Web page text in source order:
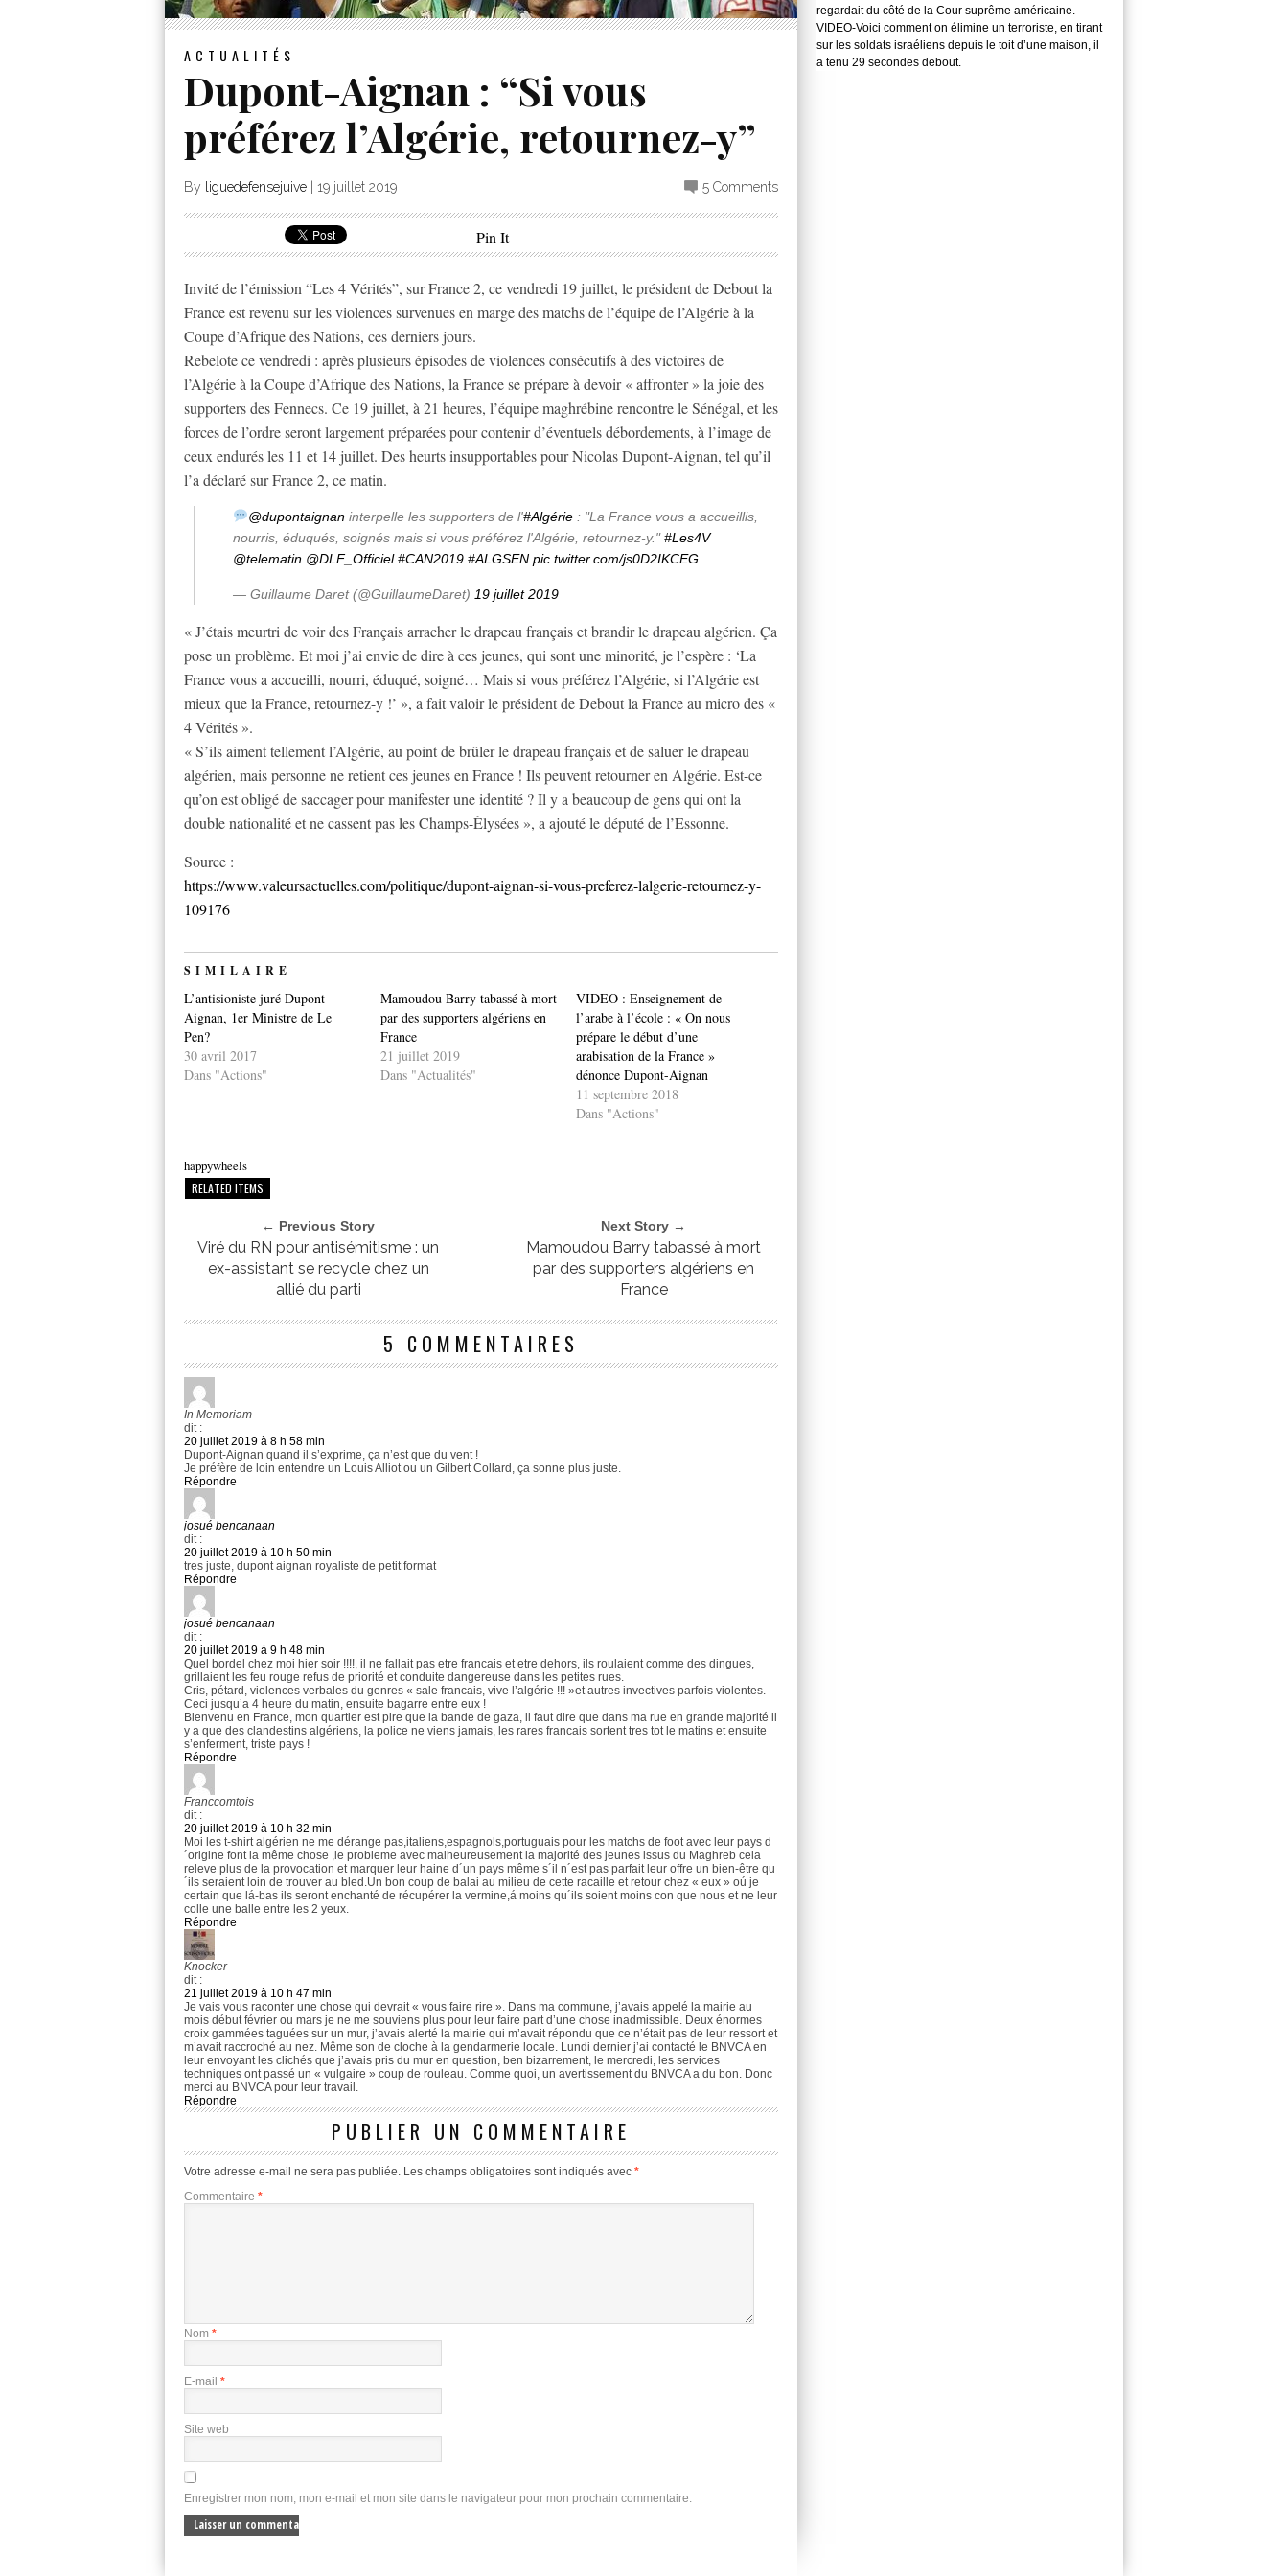
ACTUALITÉS
Dupont-Aignan : “Si vous
préférez l’Algérie, retournez-y”
By liguedefensejuive 19 juillet 2019 5 Comments
Pin It
Invité de l’émission “Les 4 Vérités”, sur France 2, ce vendredi 19 juillet, le président de Debout la
France est revenu sur les violences survenues en marge des matchs de l’équipe de l’Algérie à la
Coupe d’Afrique des Nations, ces derniers jours.
Rebelote ce vendredi : après plusieurs épisodes de violences consécutifs à des victoires de
l’Algérie à la Coupe d’Afrique des Nations, la France se prépare à devoir « affronter » la joie des
supporters des Fennecs. Ce 19 juillet, à 21 heures, l’équipe maghrébine rencontre le Sénégal, et les
forces de l’ordre seront largement préparées pour contenir d’éventuels débordements, à l’image de
ceux endurés les 11 et 14 juillet. Des heurts insupportables pour Nicolas Dupont-Aignan, tel qu’il
l’a déclaré sur France 2, ce matin.
@dupontaignaninterpelle les supporters de l'#Algérie: "La France vous a accueillis,
nourris, éduqués, soignés mais si vous préférez l'Algérie, retournez-y."#Les4V
@telematin @DLF_Officiel #CAN2019 #ALGSEN pic.twitter.com/js0D2IKCEG
— Guillaume Daret (@GuillaumeDaret) 19 juillet 2019
« J’étais meurtri de voir des Français arracher le drapeau français et brandir le drapeau algérien. Ça
pose un problème. Et moi j’ai envie de dire à ces jeunes, qui sont une minorité, je l’espère : ‘La
France vous a accueilli, nourri, éduqué, soigné… Mais si vous préférez l’Algérie, si l’Algérie est
mieux que la France, retournez-y !’ », a fait valoir le président de Debout la France au micro des «
4 Vérités ».
« S’ils aiment tellement l’Algérie, au point de brûler le drapeau français et de saluer le drapeau
algérien, mais personne ne retient ces jeunes en France ! Ils peuvent retourner en Algérie. Est-ce
qu’on est obligé de saccager pour manifester une identité ? Il y a beaucoup de gens qui ont la
double nationalité et ne cassent pas les Champs-Élysées », a ajouté le député de l’Essonne.
Source :
https://www.valeursactuelles.com/politique/dupont-aignan-si-vous-preferez-lalgerie-retournez-y-
109176
SIMILAIRE
L’antisioniste juré Dupont-
Aignan, 1er Ministre de Le
Pen?
30 avril 2017
Dans "Actions"
Mamoudou Barry tabassé à mort
par des supporters algériens en
France
21 juillet 2019
Dans "Actualités"
VIDEO : Enseignement de
l’arabe à l’école : « On nous
prépare le début d’une
arabisation de la France »
dénonce Dupont-Aignan
11 septembre 2018
Dans "Actions"
happywheels
RELATED ITEMS
← Previous Story
Viré du RN pour antisémitisme : un
ex-assistant se recycle chez un
allié du parti
Next Story →
Mamoudou Barry tabassé à mort
par des supporters algériens en
France
5 COMMENTAIRES
In Memoriam
dit :
20 juillet 2019 à 8 h 58 min
Dupont-Aignan quand il s’exprime, ça n’est que du vent !
Je préfère de loin entendre un Louis Alliot ou un Gilbert Collard, ça sonne plus juste.
Répondre
josué bencanaan
dit :
20 juillet 2019 à 10 h 50 min
tres juste, dupont aignan royaliste de petit format
Répondre
josué bencanaan
dit :
20 juillet 2019 à 9 h 48 min
Quel bordel chez moi hier soir !!!!, il ne fallait pas etre francais et etre dehors, ils roulaient comme des dingues,
grillaient les feu rouge refus de priorité et conduite dangereuse dans les petites rues.
Cris, pétard, violences verbales du genres « sale francais, vive l’algérie !!! »et autres invectives parfois violentes.
Ceci jusqu’a 4 heure du matin, ensuite bagarre entre eux !
Bienvenu en France, mon quartier est pire que la bande de gaza, il faut dire que dans ma rue en grande majorité il
y a que des clandestins algériens, la police ne viens jamais, les rares francais sortent tres tot le matins et ensuite
s’enferment, triste pays !
Répondre
Franccomtois
dit :
20 juillet 2019 à 10 h 32 min
Moi les t-shirt algérien ne me dérange pas,italiens,espagnols,portuguais pour les matchs de foot avec leur pays d
´origine font la même chose ,le probleme avec malheureusement la majorité des jeunes issus du Maghreb cela
releve plus de la provocation et marquer leur haine d´un pays même s´il n´est pas parfait leur offre un bien-être qu
´ils seraient loin de trouver au bled.Un bon coup de balai au milieu de cette racaille et retour chez « eux » oú je
certain que lá-bas ils seront enchanté de récupérer la vermine,á moins qu´ils soient moins con que nous et ne leur
colle une balle entre les 2 yeux.
Répondre
Knocker
dit :
21 juillet 2019 à 10 h 47 min
Je vais vous raconter une chose qui devrait « vous faire rire ». Dans ma commune, j’avais appelé la mairie au
mois début février ou mars je ne me souviens plus pour leur faire part d’une chose inadmissible. Deux énormes
croix gammées taguées sur un mur, j’avais alerté la mairie qui m’avait répondu que ce n’était pas de leur ressort et
m’avait raccroché au nez. Même son de cloche à la gendarmerie locale. Lundi dernier j’ai contacté le BNVCA en
leur envoyant les clichés que j’avais pris du mur en question, ben bizarrement, le mercredi, les services
techniques ont passé un « vulgaire » coup de rouleau. Comme quoi, un avertissement du BNVCA a du bon. Donc
merci au BNVCA pour leur travail.
Répondre
PUBLIER UN COMMENTAIRE
Votre adresse e-mail ne sera pas publiée. Les champs obligatoires sont indiqués avec *
Commentaire *
Nom *
E-mail *
Site web
Enregistrer mon nom, mon e-mail et mon site dans le navigateur pour mon prochain commentaire.
regardait du côté de la Cour suprême américaine.
VIDEO-Voici comment on élimine un terroriste, en tirant
sur les soldats israéliens depuis le toit d’une maison, il
a tenu 29 secondes debout.